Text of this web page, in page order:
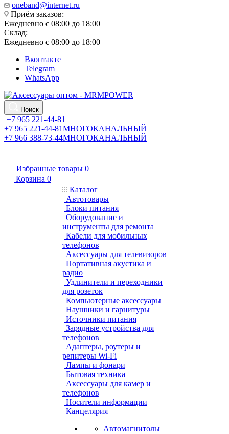
oneband@internet.ru
Приём заказов:
Ежедневно с 08:00 до 18:00
Склад:
Ежедневно с 08:00 до 18:00
Вконтакте
Telegram
WhatsApp
Поиск
+7 965 221-44-81
+7 965 221-44-81МНОГОКАНАЛЬНЫЙ
+7 966 388-73-44МНОГОКАНАЛЬНЫЙ
Избранные товары 0
Корзина 0
Каталог
Автотовары
Блоки питания
Оборудование и
инструменты для ремонта
Кабели для мобильных
телефонов
Аксессуары для телевизоров
Портативная акустика и
радио
Удлинители и переходники
для розеток
Компьютерные аксессуары
Наушники и гарнитуры
Источники питания
Зарядные устройства для
телефонов
Адаптеры, роутеры и
репитеры Wi-Fi
Лампы и фонари
Бытовая техника
Аксессуары для камер и
телефонов
Носители информации
Канцелярия
Автомагнитолы